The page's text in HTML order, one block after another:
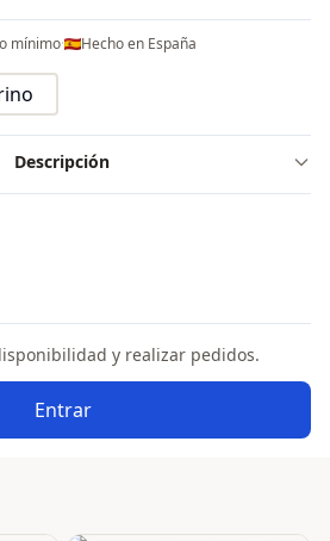
mínimo· Hecho en España
Descripción
y realizar pedidos.
Entrar